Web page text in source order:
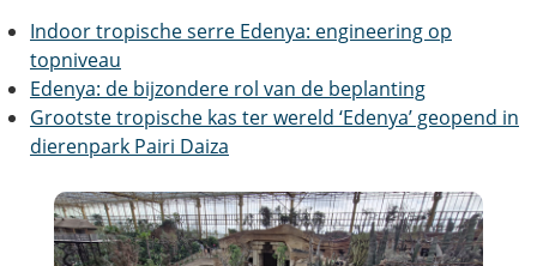
Indoor tropische serre Edenya: engineering op
topniveau
Edenya: de bijzondere rol van de beplanting
Grootste tropische kas ter wereld ‘Edenya’ geopend in
dierenpark Pairi Daiza